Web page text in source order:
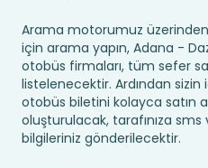
Arama motorumuz üzerinden
için arama yapın, Adana -
otobüs firmaları, tüm sefer
listelenecektir. Ardından
otobüs biletini kolayca satın
oluşturulacak, tarafınıza
bilgileriniz gönderilecektir.